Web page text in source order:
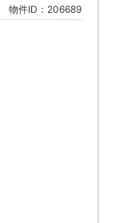
物件ID：206689